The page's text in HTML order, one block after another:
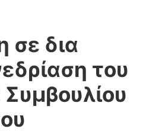
σε δια
του